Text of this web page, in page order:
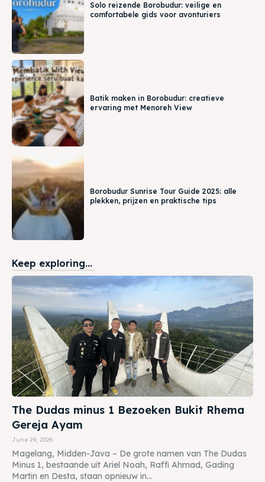
Solo reizende Borobudur: veilige en
comfortabele gids voor avonturiers
Batik maken in Borobudur: creatieve
ervaring met Menoreh View
Borobudur Sunrise Tour Guide 2025: alle
plekken, prijzen en praktische tips
Keep exploring...
The Dudas minus 1 Bezoeken Bukit Rhema
Gereja Ayam
June 29, 2026
Magelang, Midden-Java – De grote namen van The Dudas
Minus 1, bestaande uit Ariel Noah, Raffi Ahmad, Gading
Martin en Desta, staan opnieuw in...